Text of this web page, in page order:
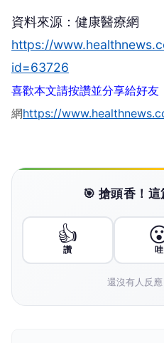
資料來源：健康醫療網
https://
id=63726
喜歡本文請按讚並分享給好友
網https://
🎯 搶頭香！這
👍
讚 哇
還沒有人反